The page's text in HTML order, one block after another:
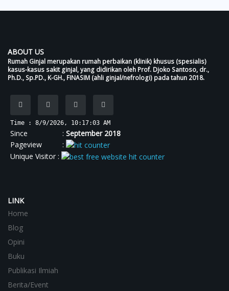
ABOUT US
Rumah Ginjal merupakan rumah perbaikan (klinik) khusus (spesialis)
kasus-kasus sakit ginjal, yang didirikan oleh Prof. Djoko Santoso, dr.,
Ph.D., Sp.PD., K-GH., FINASIM (ahli ginjal/nefrologi) pada tahun 2018.
Time : 8/9/2026, 10:17:04 AM
Since : September 2018
Pageview :
Unique Visitor :
LINK
Home
Blog
Opini
Buku
Publikasi Ilmiah
Berita/Event